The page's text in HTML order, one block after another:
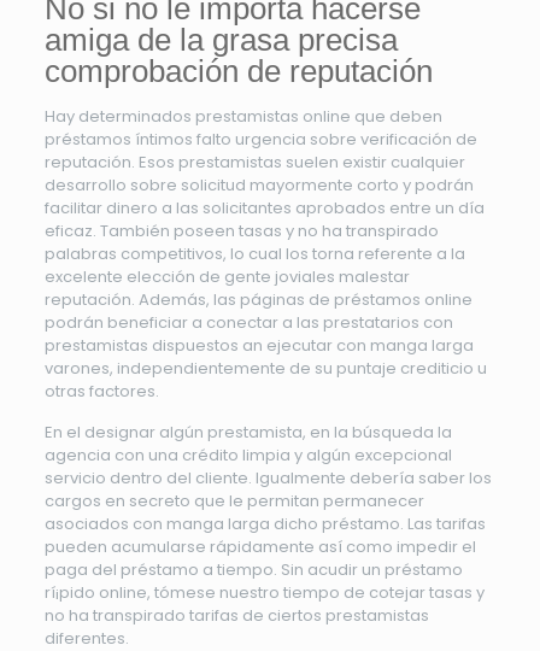
No si no le importa hacerse
amiga de la grasa precisa
comprobación de reputación
Hay determinados prestamistas online que deben
préstamos íntimos falto urgencia sobre verificación de
reputación. Esos prestamistas suelen existir cualquier
desarrollo sobre solicitud mayormente corto y podrán
facilitar dinero a las solicitantes aprobados entre un día
eficaz. También poseen tasas y no ha transpirado
palabras competitivos, lo cual los torna referente a la
excelente elección de gente joviales malestar
reputación. Además, las páginas de préstamos online
podrán beneficiar a conectar a las prestatarios con
prestamistas dispuestos an ejecutar con manga larga
varones, independientemente de su puntaje crediticio u
otras factores.
En el designar algún prestamista, en la búsqueda la
agencia con una crédito limpia y algún excepcional
servicio dentro del cliente. Igualmente debería saber los
cargos en secreto que le permitan permanecer
asociados con manga larga dicho préstamo. Las tarifas
pueden acumularse rápidamente así­ como impedir el
paga del préstamo a tiempo. Sin acudir un préstamo
rí¡pido online, tómese nuestro tiempo de cotejar tasas y
no ha transpirado tarifas de ciertos prestamistas
diferentes.